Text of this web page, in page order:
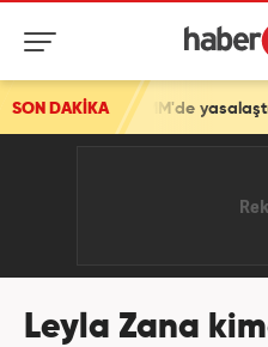
SON DAKİKA
TBMM'de yasalaştı!
Leyla Zana